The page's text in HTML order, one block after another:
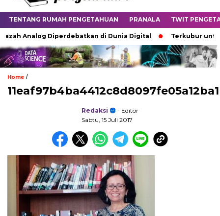
TENTANG RUMAH PENGETAHUAN PRANALA TWIT
Analog Diperdebatkan di Dunia Digital Terkubur untuk
Home /
11eaf97b4ba4412c8d8097fe05a12ba1
Redaksi
- Editor
Sabtu, 15 Juli 2017